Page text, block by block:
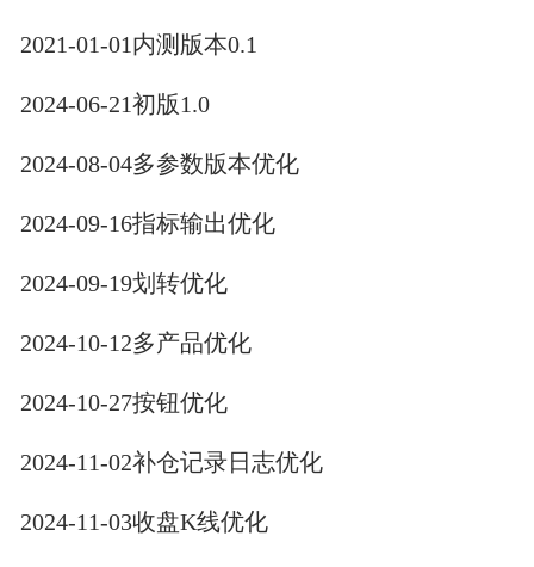
2021-01-01内测版本0.1
2024-06-21初版1.0
2024-08-04多参数版本优化
2024-09-16指标输出优化
2024-09-19划转优化
2024-10-12多产品优化
2024-10-27按钮优化
2024-11-02补仓记录日志优化
2024-11-03收盘K线优化